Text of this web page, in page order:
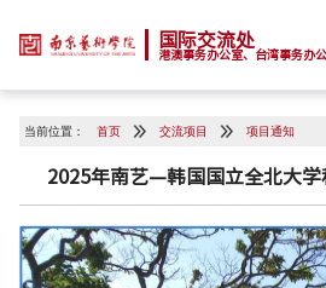
国际交流处
港澳事务办公室、台湾事务办公
当前位置： 首页 交流项目 项目通知
2025年南艺—韩国国立全北大